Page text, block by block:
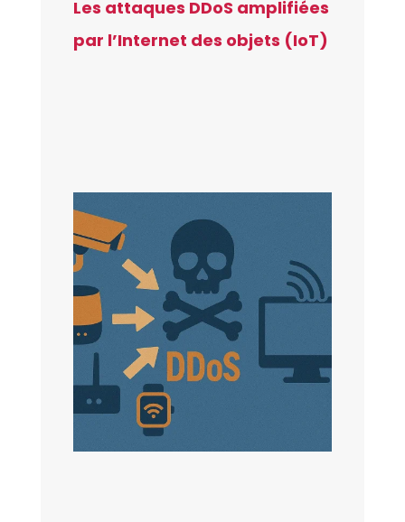
Les attaques DDoS amplifiées
par l’Internet des objets (IoT)